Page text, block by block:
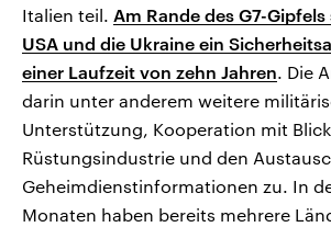
Italien teil. Am Rande des G7-
USA und die Ukraine ein
einer Laufzeit von zehn Jahren. Die
darin unter anderem weitere
Unterstützung, Kooperation mit
Rüstungsindustrie und den
Geheimdienstinformationen zu. In
Monaten haben bereits mehrere